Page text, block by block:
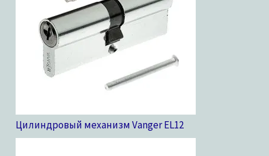
Цилиндровый механизм Vanger EL12